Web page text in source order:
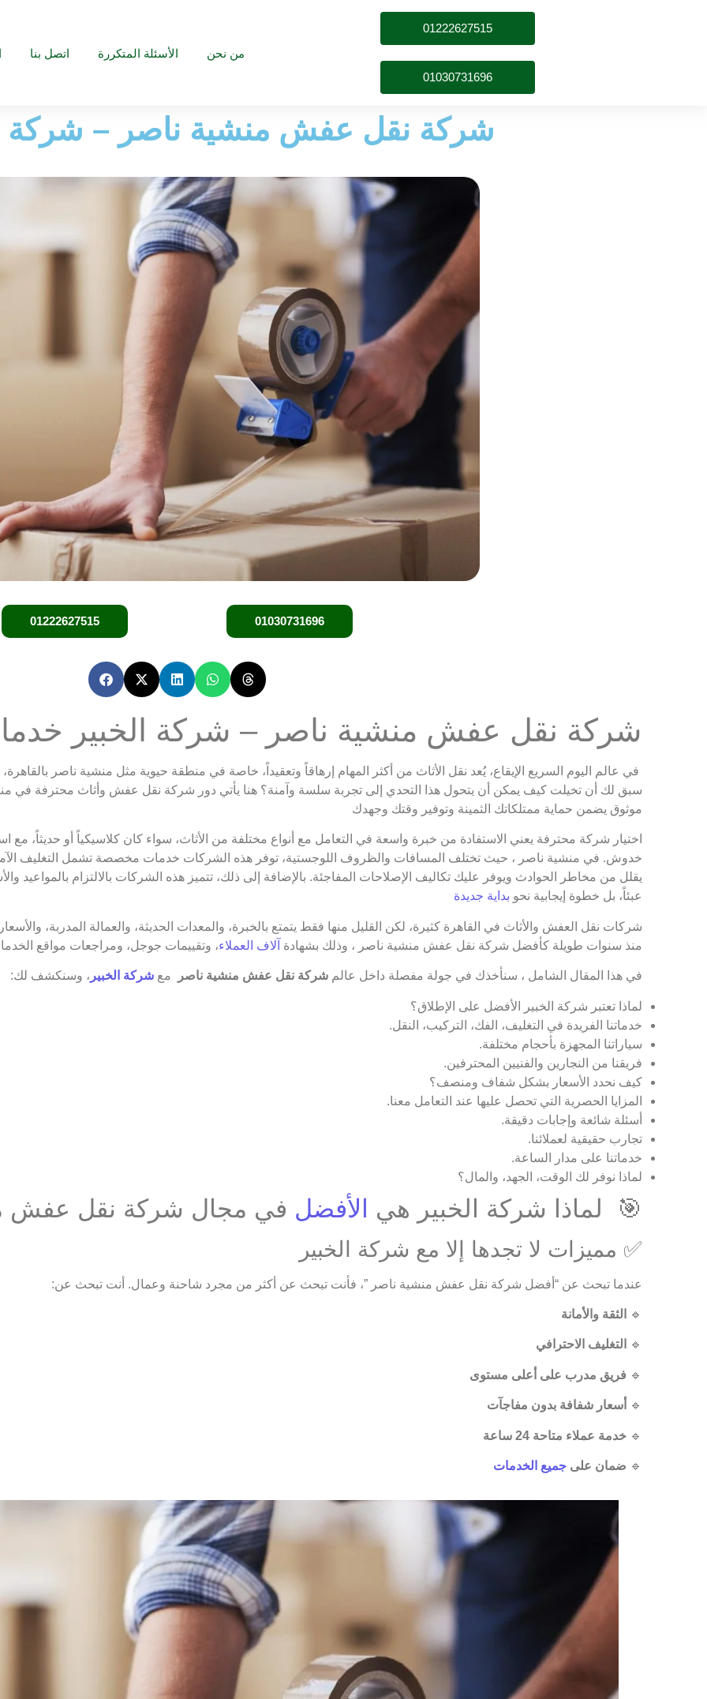
اتصل بنا الأسئلة المتكررة من نحن
01222627515
01030731696
شركة نقل عفش منشية ناصر – شركة
01222627515 01030731696
شركة نقل عفش منشية ناصر – شركة الخبير
في عالم اليوم السريع الإيقاع، يُعد نقل الأثاث من أكثر المهام إرهاقاً وتعقيداً، خاصة في منطقة حيوية مثل منشية ناصر
سبق لك أن تخيلت كيف يمكن أن يتحول هذا التحدي إلى تجربة سلسة وآمنة؟ هنا يأتي دور شركة نقل عفش وأثاث محترفة في
موثوق يضمن حماية ممتلكاتك الثمينة وتوفير وقتك وجهدك
اختيار شركة محترفة يعني الاستفادة من خبرة واسعة في التعامل مع أنواع مختلفة من الأثاث، سواء كان كلاسيكياً أو حديثاً، مع
خدوش. في منشية ناصر ، حيث تختلف المسافات والظروف اللوجستية، توفر هذه الشركات خدمات مخصصة تشمل التغليف الآمن،
يقلل من مخاطر الحوادث ويوفر عليك تكاليف الإصلاحات المفاجئة. بالإضافة إلى ذلك، تتميز هذه الشركات بالالتزام بالمواعيد
عبئاً، بل خطوة إيجابية نحو بداية جديدة
شركات نقل العفش والأثاث في القاهرة كثيرة، لكن القليل منها فقط يتمتع بالخبرة، والمعدات الحديثة، والعمالة المدربة، والأسعار
منذ سنوات طويلة كأفضل شركة نقل عفش منشية ناصر ، وذلك بشهادة آلاف العملاء، وتقييمات جوجل، ومراجعات مواقع
في هذا المقال الشامل ، سنأخذك في جولة مفصلة داخل عالم شركة نقل عفش منشية ناصر مع شركة الخبير ، وسنكشف لك:
لماذا تعتبر شركة الخبير الأفضل على الإطلاق؟
خدماتنا الفريدة في التغليف، الفك، التركيب، النقل.
سياراتنا المجهزة بأحجام مختلفة.
فريقنا من النجارين والفنيين المحترفين.
كيف نحدد الأسعار بشكل شفاف ومنصف؟
المزايا الحصرية التي تحصل عليها عند التعامل معنا.
أسئلة شائعة وإجابات دقيقة.
تجارب حقيقية لعملائنا.
خدماتنا على مدار الساعة.
لماذا نوفر لك الوقت، الجهد، والمال؟
🎯 لماذا شركة الخبير هي الأفضل في مجال شركة نقل عفش
✅ مميزات لا تجدها إلا مع شركة الخبير
عندما تبحث عن “أفضل شركة نقل عفش منشية ناصر ”، فأنت تبحث عن أكثر من مجرد شاحنة وعمال. أنت تبحث عن:
🔹 الثقة والأمانة
🔹 التغليف الاحترافي
🔹 فريق مدرب على أعلى مستوى
🔹 أسعار شفافة بدون مفاجآت
🔹 خدمة عملاء متاحة 24 ساعة
🔹 ضمان على جميع الخدمات